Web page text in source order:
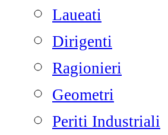
Laueati
Dirigenti
Ragionieri
Geometri
Periti Industriali